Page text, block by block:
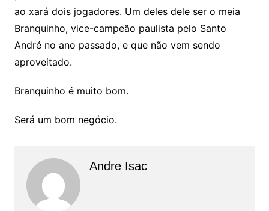
ao xará dois jogadores. Um deles dele ser o meia
Branquinho, vice-campeão paulista pelo Santo
André no ano passado, e que não vem sendo
aproveitado.
Branquinho é muito bom.
Será um bom negócio.
Andre Isac